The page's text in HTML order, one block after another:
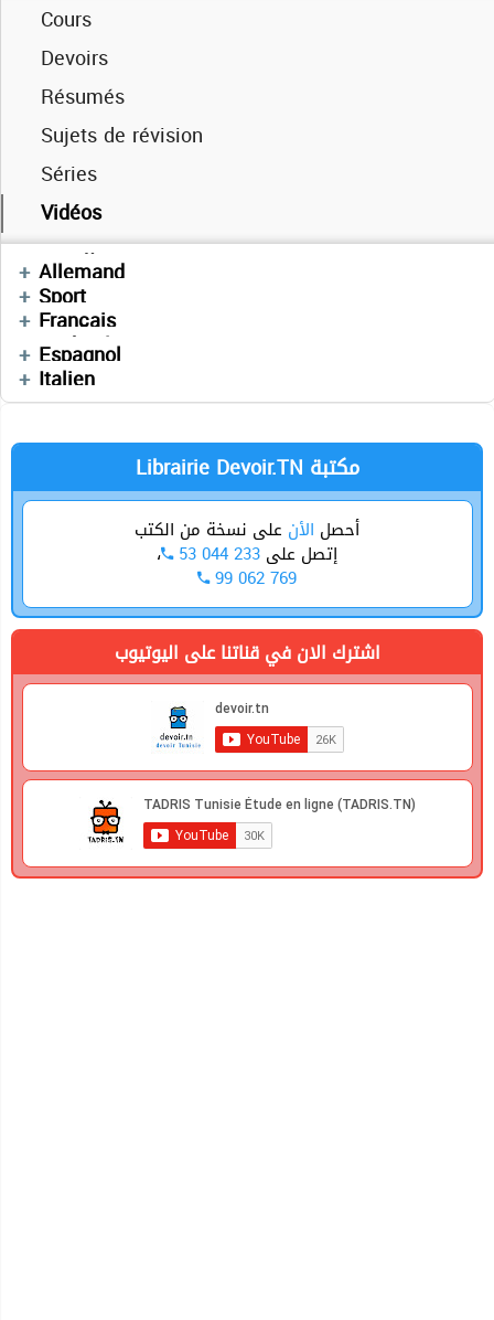
Cours
Devoirs
Résumés
Sujets de révision
Séries
Vidéos
العربية
Cours
Devoirs
Allemand
Devoirs
Sport
Enchainement
Français
Devoirs
Technologie
Cours
Devoirs
Espagnol
Cours
Italien
Devoirs
Informatique
Cours
Devoirs
Exercices
Résumés de cours
Sujets BAC PRATIQUE
Sujets bac pratique–2008 –2014
Séries
Physique
Cours
Devoirs
Résumés
Séries
Librairie Devoir.TN مكتبة
أحصل الأن على نسخة من الكتب
إتصل على 53 044 233 ،
99 062 769
اشترك الان في قناتنا على اليوتيوب